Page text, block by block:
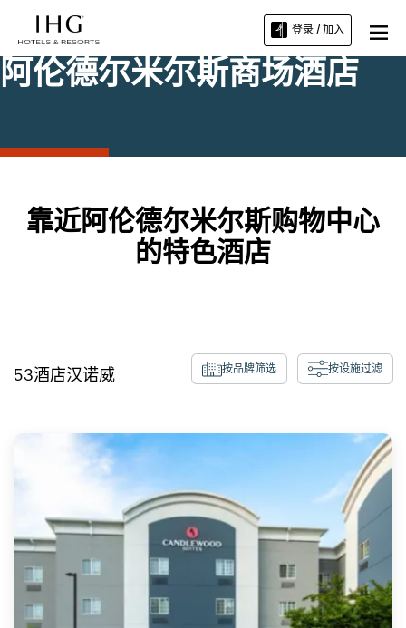
登录 / 加入
阿伦德尔米尔斯商场酒店
靠近阿伦德尔米尔斯购物中心
的特色酒店
53酒店汉诺威 按品牌筛选 按设施过滤